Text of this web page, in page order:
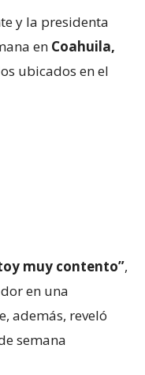
y la presidenta
en Coahuila,
ubicados en el
muy contento”,
en una
además, reveló
semana